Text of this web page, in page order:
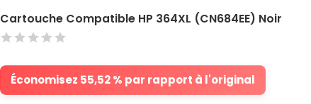
Cartouche Compatible HP 364XL (CN684EE) Noir
Économisez 55,52 % par rapport à l'original